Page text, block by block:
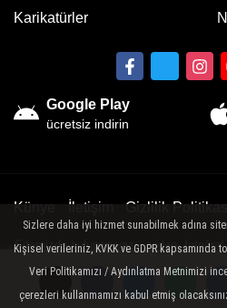
Karikatürler
Google Play
ücretsiz indirin
Künye İletişim Gizlilik
Sitemizde bulunan yazı , video, fotoğraf
Sizlere daha iyi hizmet sunabilmek adına
Kişisel verileriniz, KVKK ve GDPR kapsamında
Veri Politikamızı / Aydınlatma Metnimizi
çerezleri kullanmamızı kabul etmiş